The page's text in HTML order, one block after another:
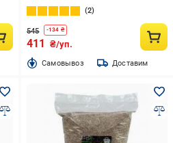
2
545 -134 ₴
411 ₴/уп.
Cамовывоз Доставим